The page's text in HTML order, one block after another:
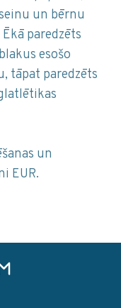
un bērnu
paredzēts
esošo
tāpat paredzēts
un
EUR.